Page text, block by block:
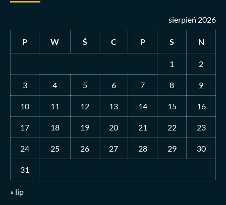
sierpień 2026
P W Ś C P S N
1 2
3 4 5 6 7 8 9
10 11 12 13 14 15 16
17 18 19 20 21 22 23
24 25 26 27 28 29 30
31
« lip